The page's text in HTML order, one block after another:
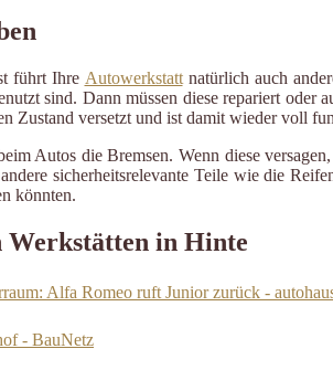
führt Ihre Autowerkstattnatürlich auch
sind. Dann müssen diese repariert
Zustand versetzt und ist damit wieder voll
Autos die Bremsen. Wenn diese
sicherheitsrelevante Teile wie die
könnten.
Werkstätten in Hinte
Alfa Romeo ruft Junior zurück -
- BauNetz